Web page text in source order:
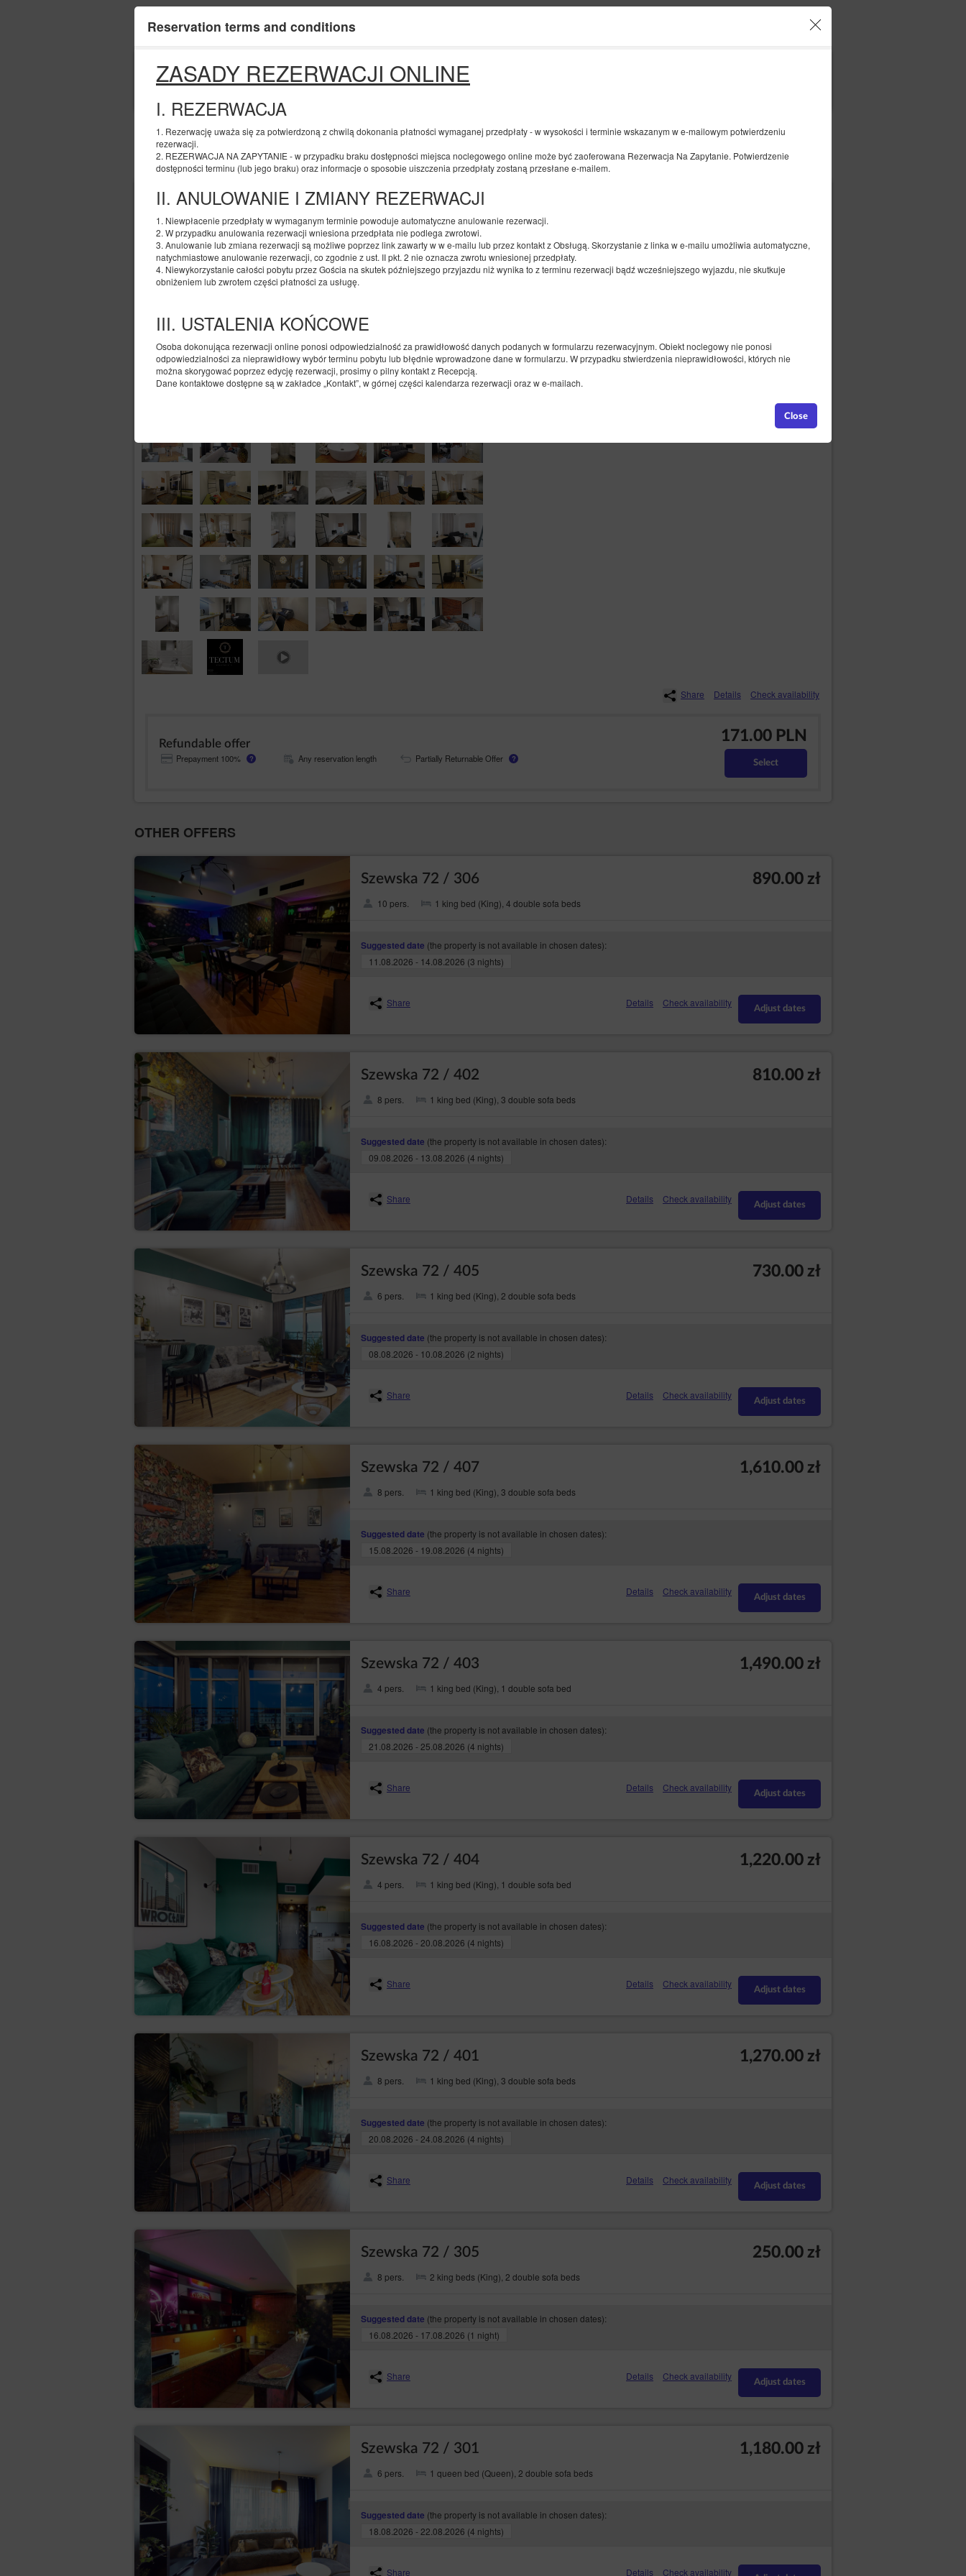
Reservation terms and conditions
ZASADY REZERWACJI ONLINE
I. REZERWACJA
1. Rezerwację uważa się za potwierdzoną z chwilą dokonania płatności wymaganej przedpłaty - w wysokości i terminie wskazanym w e-mailowym potwierdzeniu
rezerwacji.
2. REZERWACJA NA ZAPYTANIE - w przypadku braku dostępności miejsca noclegowego online może być zaoferowana Rezerwacja Na Zapytanie. Potwierdzenie
dostępności terminu (lub jego braku) oraz informacje o sposobie uiszczenia przedpłaty zostaną przesłane e-mailem.
II. ANULOWANIE I ZMIANY REZERWACJI
1. Niewpłacenie przedpłaty w wymaganym terminie powoduje automatyczne anulowanie rezerwacji.
2. W przypadku anulowania rezerwacji wniesiona przedpłata nie podlega zwrotowi.
3. Anulowanie lub zmiana rezerwacji są możliwe poprzez link zawarty w w e-mailu lub przez kontakt z Obsługą. Skorzystanie z linka w e-mailu umożliwia automatyczne,
natychmiastowe anulowanie rezerwacji, co zgodnie z ust. II pkt. 2 nie oznacza zwrotu wniesionej przedpłaty.
4. Niewykorzystanie całości pobytu przez Gościa na skutek późniejszego przyjazdu niż wynika to z terminu rezerwacji bądź wcześniejszego wyjazdu, nie skutkuje
obniżeniem lub zwrotem części płatności za usługę.
III. USTALENIA KOŃCOWE
Osoba dokonująca rezerwacji online ponosi odpowiedzialność za prawidłowość danych podanych w formularzu rezerwacyjnym. Obiekt noclegowy nie ponosi
odpowiedzialności za nieprawidłowy wybór terminu pobytu lub błędnie wprowadzone dane w formularzu. W przypadku stwierdzenia nieprawidłowości, których nie
można skorygować poprzez edycję rezerwacji, prosimy o pilny kontakt z Recepcją.
Dane kontaktowe dostępne są w zakładce „Kontakt”, w górnej części kalendarza rezerwacji oraz w e-mailach.
Close
TectumApartments
06
AUGUST
07
AUGUST
Choose an offer Specify your reservation Confirm your reservation Pay for
Aparthotel Tectum
Available number: 1
4 pers.
area 20,00 m 2
1 bedroom
171.00 zł
Share Details Check availability
Refundable offer
Prepayment 100% ? Any reservation length Partially Returnable Offer ?
171.00 PLN
Select
OTHER OFFERS
Szewska 72 / 306
10 pers. 1 king bed (King), 4 double sofa beds
890.00 zł
Suggested date (the property is not available in chosen dates):
11.08.2026 - 14.08.2026 (3 nights)
Share Details Check availability
Adjust dates
Szewska 72 / 402
8 pers. 1 king bed (King), 3 double sofa beds
810.00 zł
Suggested date (the property is not available in chosen dates):
09.08.2026 - 13.08.2026 (4 nights)
Share Details Check availability
Adjust dates
Szewska 72 / 405
6 pers. 1 king bed (King), 2 double sofa beds
730.00 zł
Suggested date (the property is not available in chosen dates):
08.08.2026 - 10.08.2026 (2 nights)
Share Details Check availability
Adjust dates
Szewska 72 / 407
8 pers. 1 king bed (King), 3 double sofa beds
1,610.00 zł
Suggested date (the property is not available in chosen dates):
15.08.2026 - 19.08.2026 (4 nights)
Share Details Check availability
Adjust dates
Szewska 72 / 403
4 pers. 1 king bed (King), 1 double sofa bed
1,490.00 zł
Suggested date (the property is not available in chosen dates):
21.08.2026 - 25.08.2026 (4 nights)
Share Details Check availability
Adjust dates
Szewska 72 / 404
4 pers. 1 king bed (King), 1 double sofa bed
1,220.00 zł
Suggested date (the property is not available in chosen dates):
16.08.2026 - 20.08.2026 (4 nights)
Share Details Check availability
Adjust dates
Szewska 72 / 401
8 pers. 1 king bed (King), 3 double sofa beds
1,270.00 zł
Suggested date (the property is not available in chosen dates):
20.08.2026 - 24.08.2026 (4 nights)
Share Details Check availability
Adjust dates
Szewska 72 / 305
8 pers. 2 king beds (King), 2 double sofa beds
250.00 zł
Suggested date (the property is not available in chosen dates):
16.08.2026 - 17.08.2026 (1 night)
Share Details Check availability
Adjust dates
Szewska 72 / 301
6 pers. 1 queen bed (Queen), 2 double sofa beds
1,180.00 zł
Suggested date (the property is not available in chosen dates):
18.08.2026 - 22.08.2026 (4 nights)
Share Details Check availability